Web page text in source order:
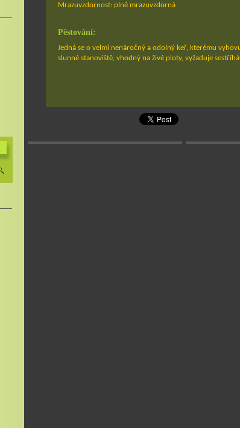
Mrazuvzdornost: plně mrazuvzdorná
Pěstování:
Jedná se o velmi nenáročný a odolný keř, kterému
slunné stanoviště, vhodný na živé ploty, vyžaduje